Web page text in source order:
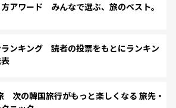
アワード みんなで選ぶ、旅のベスト。
ンキング 読者の投票をもとにランキン
次の韓国旅行がもっと楽しくなる 旅先・